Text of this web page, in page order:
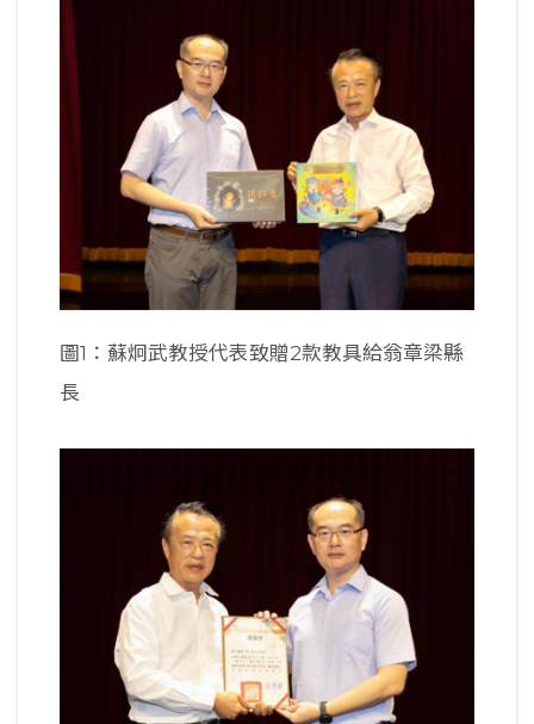
圖1：蘇炯武教授代表致贈2款教具給翁章梁縣
長